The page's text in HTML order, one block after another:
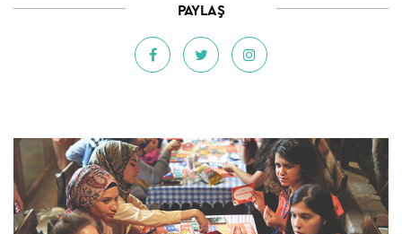
PAYLAŞ